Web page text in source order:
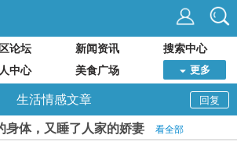
论坛 新闻资讯
搜索中心
中心 美食广场 更多
回复
生活情感文章
身体，又睡了人家的娇妻 看全部